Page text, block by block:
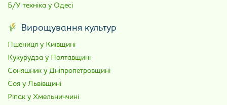
Б/У техніка у Одесі
Вирощування культур
Пшениця у Київщині
Кукурудза у Полтавщині
Соняшник у Дніпропетровщині
Соя у Львівщині
Ріпак у Хмельниччині